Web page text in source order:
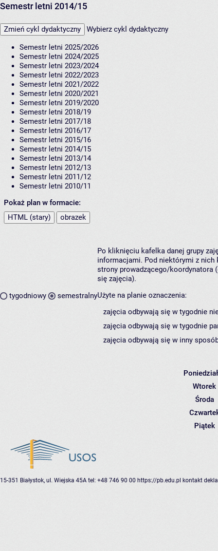
Semestr letni 2014/15
Zmień cykl dydaktyczny Wybierz cykl dydaktyczny
Semestr letni 2025/2026
Semestr letni 2024/2025
Semestr letni 2023/2024
Semestr letni 2022/2023
Semestr letni 2021/2022
Semestr letni 2020/2021
Semestr letni 2019/2020
Semestr letni 2018/19
Semestr letni 2017/18
Semestr letni 2016/17
Semestr letni 2015/16
Semestr letni 2014/15
Semestr letni 2013/14
Semestr letni 2012/13
Semestr letni 2011/12
Semestr letni 2010/11
Pokaż plan w formacie:
HTML (stary)
obrazek
tygodniowy semestralny
Po kliknięciu kafelka danej grupy
informacjami. Pod niektórymi z nich
strony prowadzącego/koordynatora
się zajęcia).
Użyte na planie oznaczenia:
zajęcia odbywają się w tygodnie
zajęcia odbywają się w tygodnie
zajęcia odbywają się w inny
Wtorek
Środa
Piątek
15-351 Białystok, ul. Wiejska 45A tel: +48 746 90 00 https://pb.edu.pl kontakt